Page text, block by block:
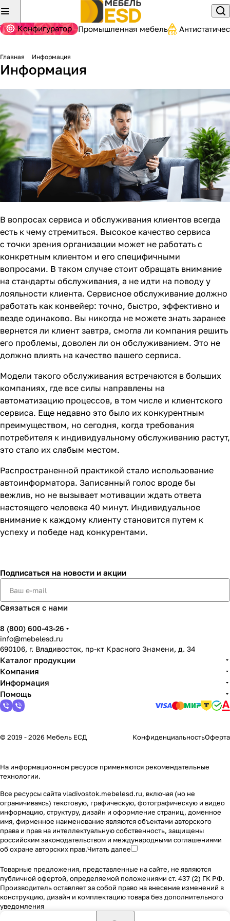
Конфигуратор Промышленная мебель
Главная Информация
Информация
В вопросах сервиса и обслуживания клиентов всегда
есть к чему стремиться. Высокое качество сервиса
с точки зрения организации может не работать с
конкретным клиентом и его специфичными
вопросами. В таком случае стоит обращать внимание
на стандарты обслуживания, а не идти на поводу у
лояльности клиента. Сервисное обслуживание должно
работать как конвейер: точно, быстро, эффективно и
везде одинаково. Вы никогда не можете знать заранее
вернется ли клиент завтра, смогла ли компания решить
его проблемы, доволен ли он обслуживанием. Это не
должно влиять на качество вашего сервиса.
Модели такого обслуживания встречаются в больших
компаниях, где все силы направлены на
автоматизацию процессов, в том числе и клиентского
сервиса. Еще недавно это было их конкурентным
преимуществом, но сегодня, когда требования
потребителя к индивидуальному обслуживанию растут,
это стало их слабым местом.
Распространенной практикой стало использование
автоинформатора. Записанный голос вроде бы
вежлив, но не вызывает мотивации ждать ответа
настоящего человека 40 минут. Индивидуальное
внимание к каждому клиенту становится путем к
успеху и победе над конкурентами.
Подписаться на новости и акции
Связаться с нами
8 (800) 600-43-26
info@mebelesd.ru
690106, г. Владивосток, пр-кт Красного Знамени, д. 34
Каталог продукции
Компания
Информация
Помощь
© 2019 - 2026 Мебель ЕСД КонфиденциальностьОферта
На информационном ресурсе применяются рекомендательные
технологии.
Все ресурсы сайта vladivostok.mebelesd.ru, включая (но не
ограничиваясь) текстовую, графическую, фотографическую и видео
информацию, структуру, дизайн и оформление страниц, доменное
имя, фирменное наименование являются объектами авторского
права и прав на интеллектуальную собственность, защищены
российским законодательством и международными соглашениями
об охране авторских прав.Читать далее
Товарные предложения, представленные на сайте, не являются
публичной офертой, определяемой положениями ст. 437 (2) ГК РФ.
Производитель оставляет за собой право на внесение изменений в
конструкцию, дизайн и комплектацию товара без дополнительного
уведомления